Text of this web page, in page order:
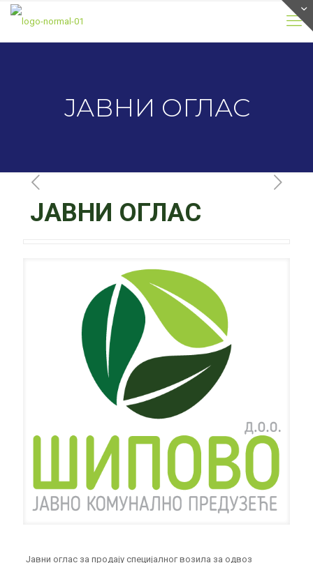
ЈАВНИ ОГЛАС
ЈАВНИ ОГЛАС
Јавни оглас за продају специјалног возила за одвоз